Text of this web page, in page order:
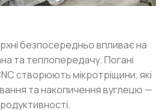
безпосередньо впливає на
та теплопередачу. Погані
створюють мікротріщини, які
та накопичення вуглецю —